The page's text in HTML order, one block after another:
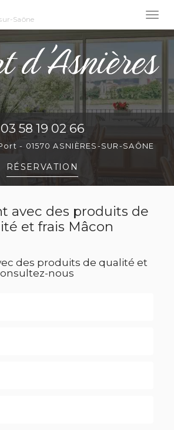
Saône
03 58 19 02 66
- 01570 ASNIÈRES-SUR-SAÔNE
RÉSERVATION
avec des produits de
et frais Mâcon
des produits de qualité et
nous